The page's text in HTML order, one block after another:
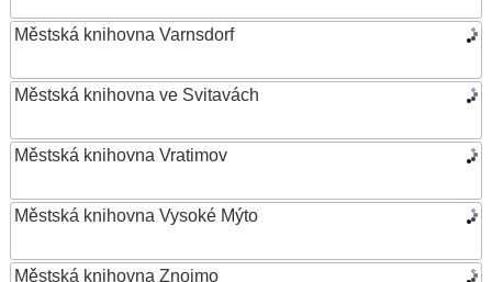
Městská knihovna Varnsdorf
Městská knihovna ve Svitavách
Městská knihovna Vratimov
Městská knihovna Vysoké Mýto
Městská knihovna Znojmo